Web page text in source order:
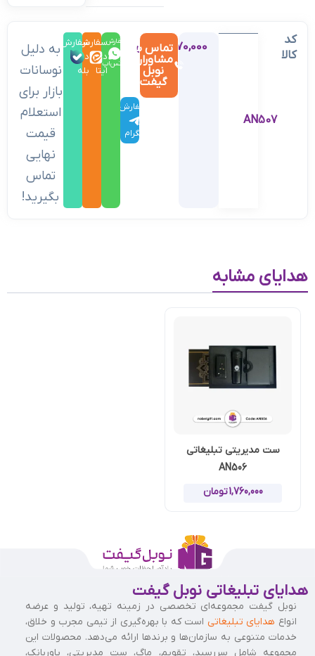
کد
کالا
AN507
1,970,000تومان
تماس با
مشاوران
نوبل
گیفت
سفارش
در
تلگرام
سفارش
در
واتس‌اپ
سفارش
در
ایتا
سفارش
در
بله
به دلیل
نوسانات
بازار برای
استعلام
قیمت
نهایی
تماس
بگیرید!
هدایای مشابه
ست مدیریتی تبلیغاتی
AN506
1,760,000تومان
هدایای تبلیغاتی نوبل گیفت
نوبل گیفت مجموعه‌ای تخصصی در زمینه تهیه، تولید و عرضه
انواع هدایای تبلیغاتی است که با بهره‌گیری از تیمی مجرب و خلاق،
خدمات متنوعی به سازمان‌ها و برندها ارائه می‌دهد. محصولات این
مجموعه شامل سررسید، تقویم، ماگ، ست مدیریتی، پاوربانک،